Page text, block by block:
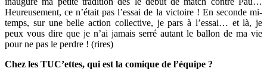
Heureusement, ce n’était pas l’essai de la victoire ! En seconde mi-
temps, sur une belle action collective, je pars à l’essai… et là, je
peux vous dire que je n’ai jamais serré autant le ballon de ma vie
pour ne pas le perdre ! (rires)
Chez les TUC’ettes, qui est la comique de l’équipe ?